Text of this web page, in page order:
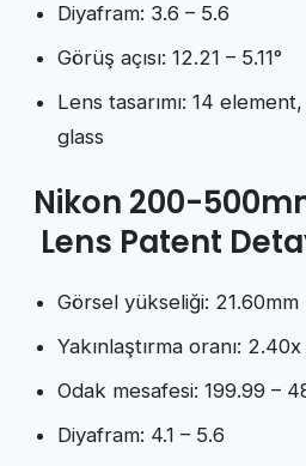
Diyafram: 3.6 – 5.6
Görüş açısı: 12.21 – 5.11°
Lens tasarımı: 14
glass
Nikon 200-
Lens Patent
Görsel yükseliği: 21.60mm
Yakınlaştırma oranı: 2.40x
Odak mesafesi: 199.99 –
Diyafram: 4.1 – 5.6